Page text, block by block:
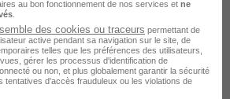
au bon fonctionnement de nos services et ne
des cookies ou traceurs permettant de
active pendant sa navigation sur le site, de
telles que les préférences des utilisateurs,
gérer les processus d'identification de
ou non, et plus globalement garantir la sécurité
tentatives d'accès frauduleux ou les violations de